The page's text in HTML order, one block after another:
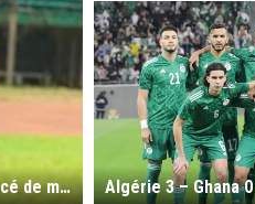
Foot/CAN 2021 : l'entraîneur de la Sierra Leone, John Keister, menacé de mort